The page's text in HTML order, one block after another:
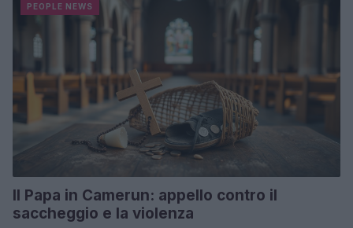
PEOPLE NEWS
Il Papa in Camerun: appello contro il
saccheggio e la violenza